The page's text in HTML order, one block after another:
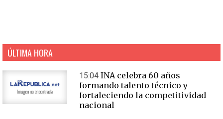
ÚLTIMA HORA
15:04 INA celebra 60 años
formando talento técnico y
fortaleciendo la competitividad
nacional